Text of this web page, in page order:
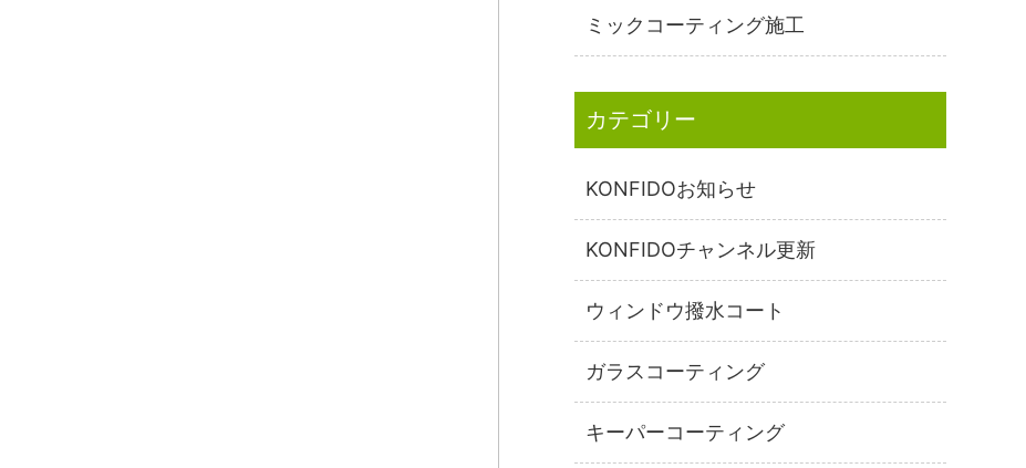
ミックコーティング施工
カテゴリー
KONFIDOお知らせ
KONFIDOチャンネル更新
ウィンドウ撥水コート
ガラスコーティング
キーパーコーティング